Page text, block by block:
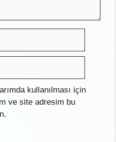
kullanılması için
ve site adresim bu